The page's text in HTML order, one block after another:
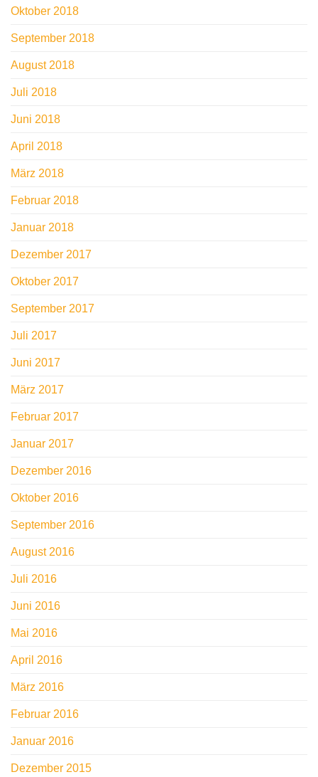
Oktober 2018
September 2018
August 2018
Juli 2018
Juni 2018
April 2018
März 2018
Februar 2018
Januar 2018
Dezember 2017
Oktober 2017
September 2017
Juli 2017
Juni 2017
März 2017
Februar 2017
Januar 2017
Dezember 2016
Oktober 2016
September 2016
August 2016
Juli 2016
Juni 2016
Mai 2016
April 2016
März 2016
Februar 2016
Januar 2016
Dezember 2015